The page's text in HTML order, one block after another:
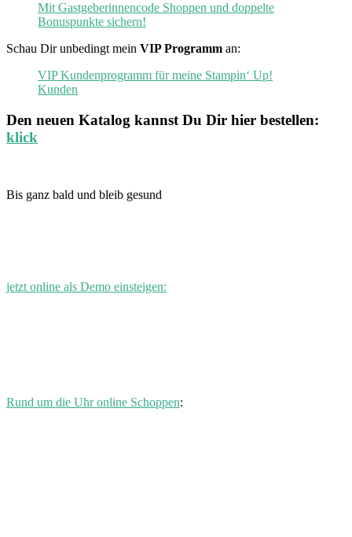
Mit Gastgeberinnencode Shoppen und doppelte
Bonuspunkte sichern!
Schau Dir unbedingt mein VIP Programm an:
VIP Kundenprogramm für meine Stampin‘ Up!
Kunden
Den neuen Katalog kannst Du Dir hier bestellen:
klick
Bis ganz bald und bleib gesund
jetzt online als Demo einsteigen:
Rund um die Uhr online Schoppen: